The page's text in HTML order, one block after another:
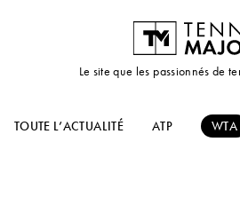
Le site que les passionnés de
TOUTE L’ACTUALITÉ ATP WTA